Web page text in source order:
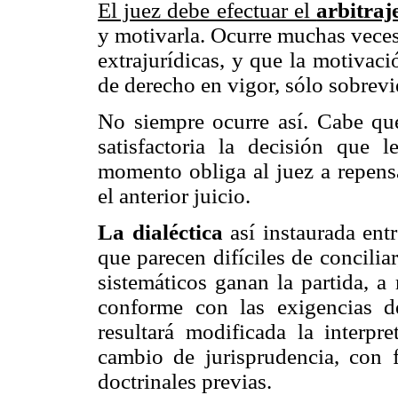
El juez debe efectuar el
y motivarla. Ocurre muchas
extrajurídicas, y que la
de derecho en vigor, sólo
No siempre ocurre así. Cabe
satisfactoria la decisión que
momento obliga al juez a
el anterior juicio.
La dialéctica así instaurada
que parecen difíciles de
sistemáticos ganan la partida,
conforme con las exigencias
resultará modificada la
cambio de jurisprudencia, con
doctrinales previas.